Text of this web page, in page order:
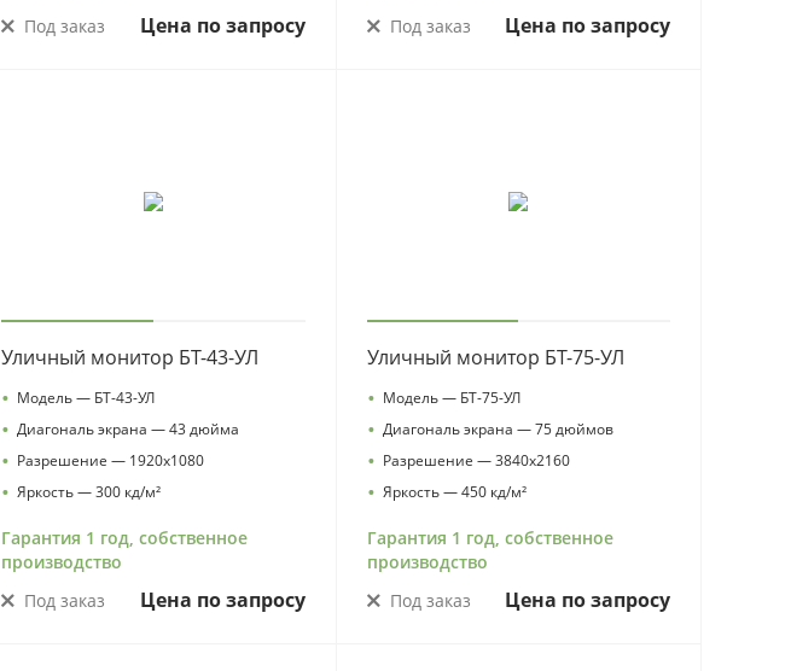
Под заказ
Цена по запросу
Под заказ
Цена по запросу
Уличный монитор БТ-43-УЛ
• Модель — БТ-43-УЛ
• Диагональ экрана — 43 дюйма
• Разрешение — 1920х1080
• Яркость — 300 кд/м²
Гарантия 1 год, собственное
производство
Под заказ
Цена по запросу
Уличный монитор БТ-75-УЛ
• Модель — БТ-75-УЛ
• Диагональ экрана — 75 дюймов
• Разрешение — 3840х2160
• Яркость — 450 кд/м²
Гарантия 1 год, собственное
производство
Под заказ
Цена по запросу